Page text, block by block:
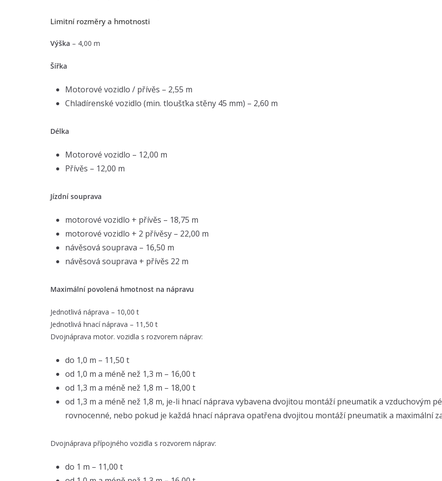
Limitní rozměry a hmotnosti
Výška – 4,00 m
Šířka
Motorové vozidlo / přívěs – 2,55 m
Chladírenské vozidlo (min. tloušťka stěny 45 mm) – 2,60 m
Délka
Motorové vozidlo – 12,00 m
Přívěs – 12,00 m
Jízdní souprava
motorové vozidlo + přívěs – 18,75 m
motorové vozidlo + 2 přívěsy – 22,00 m
návěsová souprava – 16,50 m
návěsová souprava + přívěs 22 m
Maximální povolená hmotnost na nápravu
Jednotlivá náprava – 10,00 t
Jednotlivá hnací náprava – 11,50 t
Dvojnáprava motor. vozidla s rozvorem náprav:
do 1,0 m – 11,50 t
od 1,0 m a méně než 1,3 m – 16,00 t
od 1,3 m a méně než 1,8 m – 18,00 t
od 1,3 m a méně než 1,8 m, je-li hnací náprava vybavena dvojitou montáží pneumatik a vzduchovým
rovnocenné, nebo pokud je každá hnací náprava opatřena dvojitou montáží pneumatik a maximální
Dvojnáprava přípojného vozidla s rozvorem náprav:
do 1 m – 11,00 t